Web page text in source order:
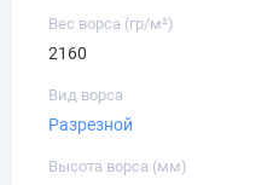
Вес ворса (гр/м²)
2160
Вид ворса
Разрезной
Высота ворса (мм)